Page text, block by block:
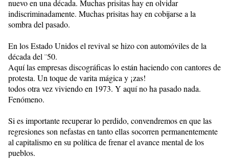
nuevo en una década. Muchas prisitas hay en olvidar
indiscriminadamente. Muchas prisitas hay en cobijarse a la
sombra del pasado.
En los Estado Unidos el revival se hizo con automóviles de la
década del ¨50.
Aquí las empresas discográficas lo están haciendo con cantores de
protesta. Un toque de varita mágica y ¡zas!
todos otra vez viviendo en 1973. Y aquí no ha pasado nada.
Fenómeno.
Si es importante recuperar lo perdido, convendremos en que las
regresiones son nefastas en tanto ellas socorren permanentemente
al capitalismo en su política de frenar el avance mental de los
pueblos.